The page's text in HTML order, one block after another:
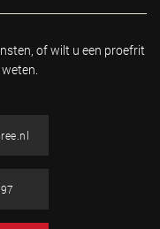
of wilt u een proefrit